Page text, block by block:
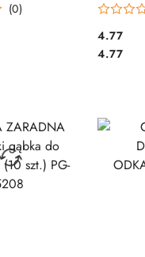
(0)
Cena:
4.77
Cena:
4.77